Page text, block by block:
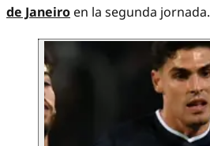
de Janeiro en la segunda jornada.